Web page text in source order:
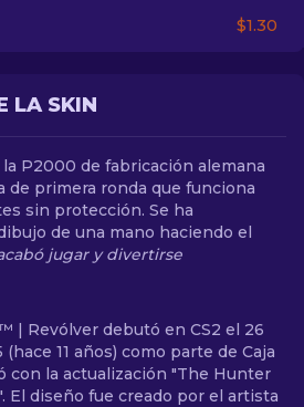
$1.30
LA SKIN
P2000 de fabricación alemana
de primera ronda que funciona
sin protección. Se ha
de una mano haciendo el
jugar y divertirse
| Revólver debutó en CS2 el 26
(hace 11 años) como parte de Caja
con la actualización "The Hunter
El diseño fue creado por el artista